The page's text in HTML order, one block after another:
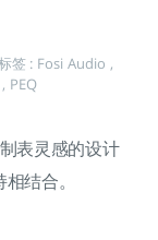
签 : Fosi Audio ,
, PEQ
表灵感的设计
结合。